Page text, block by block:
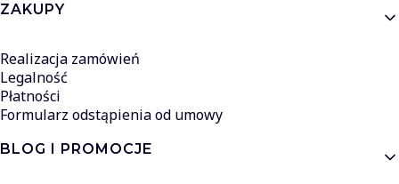
ZAKUPY
Realizacja zamówień
Legalność
Płatności
Formularz odstąpienia od umowy
BLOG I PROMOCJE